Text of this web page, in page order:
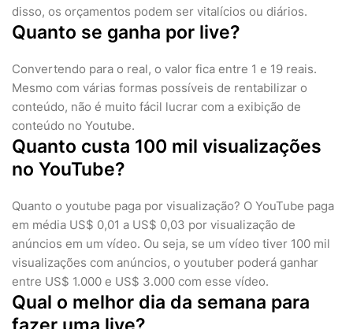
disso, os orçamentos podem ser vitalícios ou diários.
Quanto se ganha por live?
Convertendo para o real, o valor fica entre 1 e 19 reais.
Mesmo com várias formas possíveis de rentabilizar o
conteúdo, não é muito fácil lucrar com a exibição de
conteúdo no Youtube.
Quanto custa 100 mil visualizações
no YouTube?
Quanto o youtube paga por visualização? O YouTube paga
em média US$ 0,01 a US$ 0,03 por visualização de
anúncios em um vídeo. Ou seja, se um vídeo tiver 100 mil
visualizações com anúncios, o youtuber poderá ganhar
entre US$ 1.000 e US$ 3.000 com esse vídeo.
Qual o melhor dia da semana para